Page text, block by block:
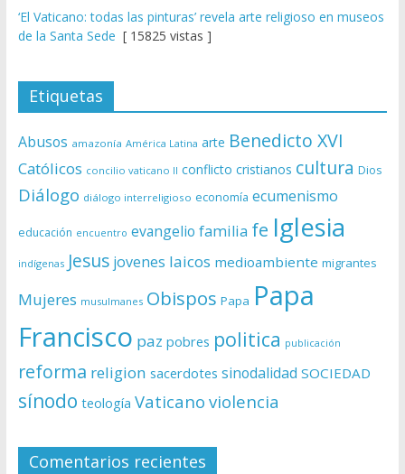
‘El Vaticano: todas las pinturas’ revela arte religioso en museos
de la Santa Sede [ 15825 vistas ]
Etiquetas
Abusos amazonía América Latina arte Benedicto XVI
Católicos concilio vaticano II conflicto cristianos cultura Dios
Diálogo diálogo interreligioso economía ecumenismo
educación encuentro evangelio familia fe Iglesia
indígenas Jesus jovenes laicos medioambiente migrantes
Mujeres musulmanes Obispos Papa Papa
Francisco paz pobres politica publicación
reforma religion sacerdotes sinodalidad SOCIEDAD
sínodo teología Vaticano violencia
Comentarios recientes